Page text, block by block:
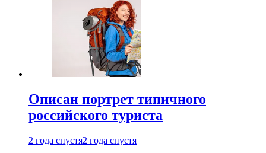
Описан портрет типичного
российского туриста
2 года спустя2 года спустя